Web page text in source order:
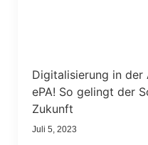
Digitalisierung in der
ePA! So gelingt der
Zukunft
Juli 5, 2023